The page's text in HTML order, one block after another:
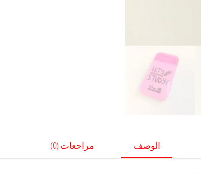
الوصف مراجعات (0)